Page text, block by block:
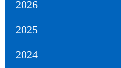
2026
2025
2024